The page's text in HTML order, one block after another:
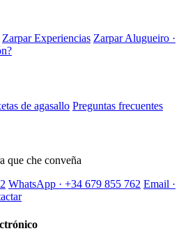
Zarpar Experiencias Zarpar Alugueiro ·
de agasallo Preguntas frecuentes
que che conveña
WhatsApp · +34 679 855 762 Email ·